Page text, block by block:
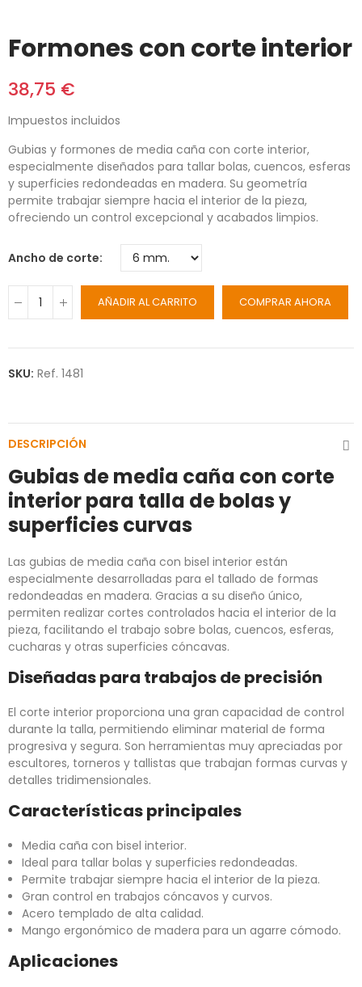
Formones con corte interior
38,75 €
Impuestos incluidos
Gubias y formones de media caña con corte interior,
especialmente diseñados para tallar bolas, cuencos, esferas
y superficies redondeadas en madera. Su geometría
permite trabajar siempre hacia el interior de la pieza,
ofreciendo un control excepcional y acabados limpios.
Ancho de corte
AÑADIR AL CARRITO COMPRAR AHORA
SKU: Ref. 1481
DESCRIPCIÓN
Gubias de media caña con corte
interior para talla de bolas y
superficies curvas
Las gubias de media caña con bisel interior están
especialmente desarrolladas para el tallado de formas
redondeadas en madera. Gracias a su diseño único,
permiten realizar cortes controlados hacia el interior de la
pieza, facilitando el trabajo sobre bolas, cuencos, esferas,
cucharas y otras superficies cóncavas.
Diseñadas para trabajos de precisión
El corte interior proporciona una gran capacidad de control
durante la talla, permitiendo eliminar material de forma
progresiva y segura. Son herramientas muy apreciadas por
escultores, torneros y tallistas que trabajan formas curvas y
detalles tridimensionales.
Características principales
Media caña con bisel interior.
Ideal para tallar bolas y superficies redondeadas.
Permite trabajar siempre hacia el interior de la pieza.
Gran control en trabajos cóncavos y curvos.
Acero templado de alta calidad.
Mango ergonómico de madera para un agarre cómodo.
Aplicaciones